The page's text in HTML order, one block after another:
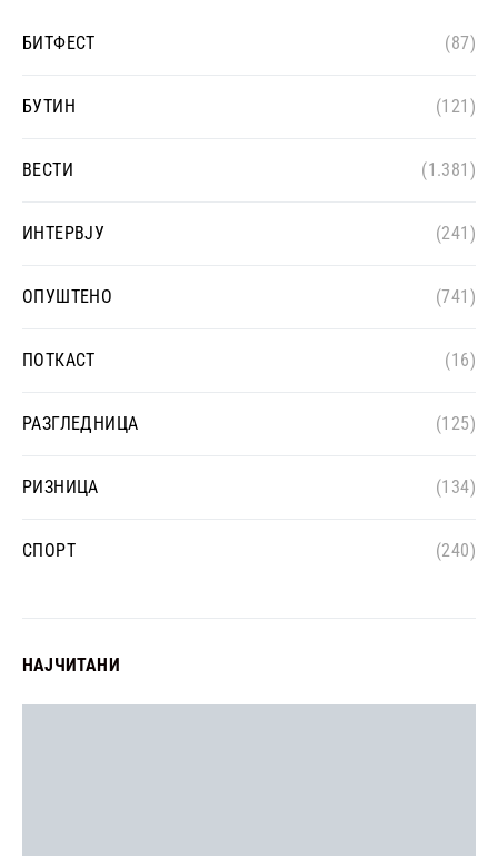
БИТФЕСТ (87)
БУТИН (121)
ВЕСТИ (1.381)
ИНТЕРВЈУ (241)
ОПУШТЕНО (741)
ПОТКАСТ (16)
РАЗГЛЕДНИЦА (125)
РИЗНИЦА (134)
СПОРТ (240)
НАЈЧИТАНИ